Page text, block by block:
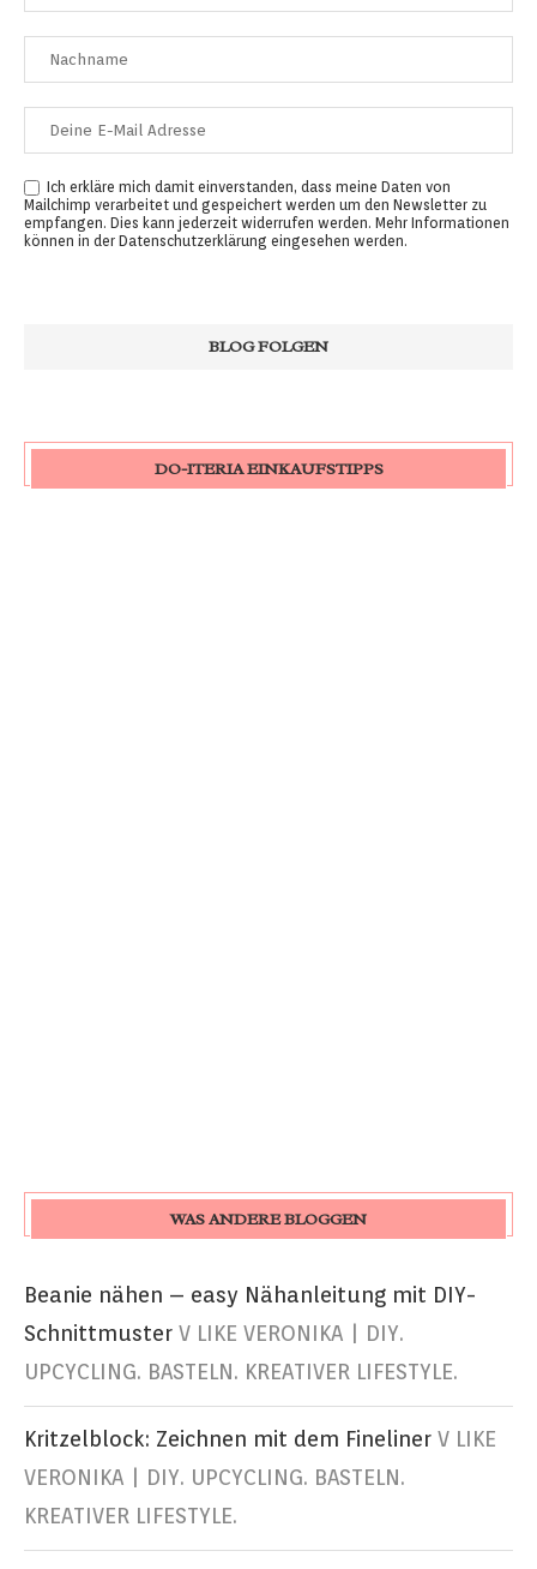
Ich erkläre mich damit einverstanden, dass meine Daten von
Mailchimp verarbeitet und gespeichert werden um den Newsletter zu
empfangen. Dies kann jederzeit widerrufen werden. Mehr Informationen
können in der Datenschutzerklärung eingesehen werden.
DO-ITERIA EINKAUFSTIPPS
WAS ANDERE BLOGGEN
Beanie nähen – easy Nähanleitung mit DIY-
Schnittmuster V LIKE VERONIKA | DIY.
UPCYCLING. BASTELN. KREATIVER LIFESTYLE.
Kritzelblock: Zeichnen mit dem Fineliner V LIKE
VERONIKA | DIY. UPCYCLING. BASTELN.
KREATIVER LIFESTYLE.